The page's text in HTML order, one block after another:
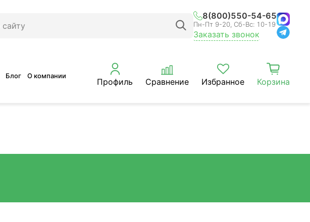
8(800)550-54-65
Пн-Пт 9-20, Сб-Вс: 10-19
Заказать звонок
Блог О компании
Профиль Сравнение Избранное Корзина